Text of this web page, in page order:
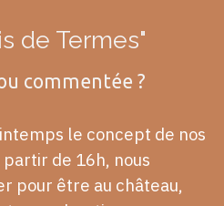
de Termes"
commentée ?
le concept de nos
partir de 16h, nous
pour être au château,